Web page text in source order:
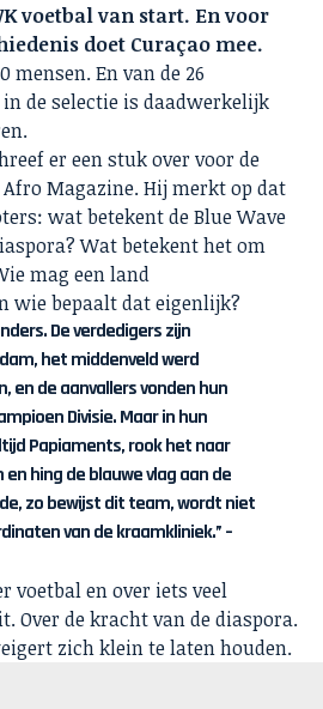
voetbal van start. En voor
doet Curaçao mee.
mensen. En van de 26
in de selectie is daadwerkelijk
er een stuk over voor de
Magazine. Hij merkt op dat
wat betekent de Blue Wave
Wat betekent het om
mag een land
wie bepaalt dat eigenlijk?
De verdedigers zijn
het middenveld werd
en de aanvallers vonden hun
Divisie. Maar in hun
Papiaments, rook het naar
hing de blauwe vlag aan de
zo bewijst dit team, wordt niet
van de kraamkliniek.” –
voetbal en over iets veel
Over de kracht van de diaspora.
zich klein te laten houden.